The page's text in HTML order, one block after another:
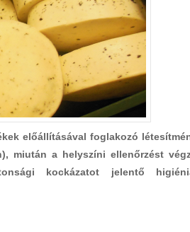
előállításával foglakozó
miután a helyszíni ellenőrzést
kockázatot jelentő